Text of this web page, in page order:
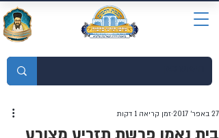
27 באפר׳ 2017 זמן קריאה 1 דקות